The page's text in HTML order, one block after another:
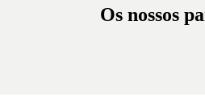
Os nossos